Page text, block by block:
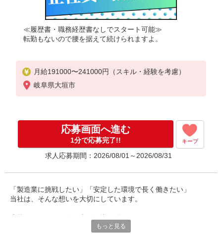
≪履歴書・職務経歴書なしでスタート可能≫
転勤もないので腰を据えて続けられますよ。
月給191000〜241000円（スキル・経験を考慮）
岐阜県大垣市
応募画面へ進む
1分で応募完了!! キープ
求人応募期間：2026/08/01～2026/08/31
「製造業に挑戦したい」「安定した環境で長く働きたい」
当社は、そんな想いを大切にしています。
約束を守ること、きちんと連絡をすること、前向きに仕事へ取り
もっと見る